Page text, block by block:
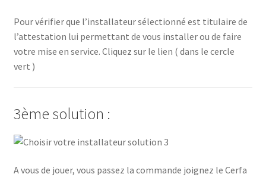
Pour vérifier que l’installateur sélectionné est titulaire de
l’attestation lui permettant de vous installer ou de faire
votre mise en service. Cliquez sur le lien ( dans le cercle
vert )
3ème solution :
A vous de jouer, vous passez la commande joignez le Cerfa